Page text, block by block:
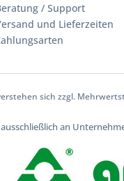
/ Support
und Lieferzeiten
sich zzgl.
an